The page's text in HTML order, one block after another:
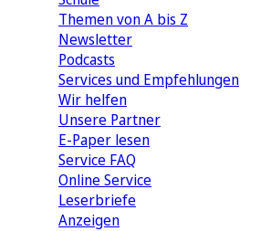
Themen von A bis Z
Newsletter
Podcasts
Services und Empfehlungen
Wir helfen
Unsere Partner
E-Paper lesen
Service FAQ
Online Service
Leserbriefe
Anzeigen